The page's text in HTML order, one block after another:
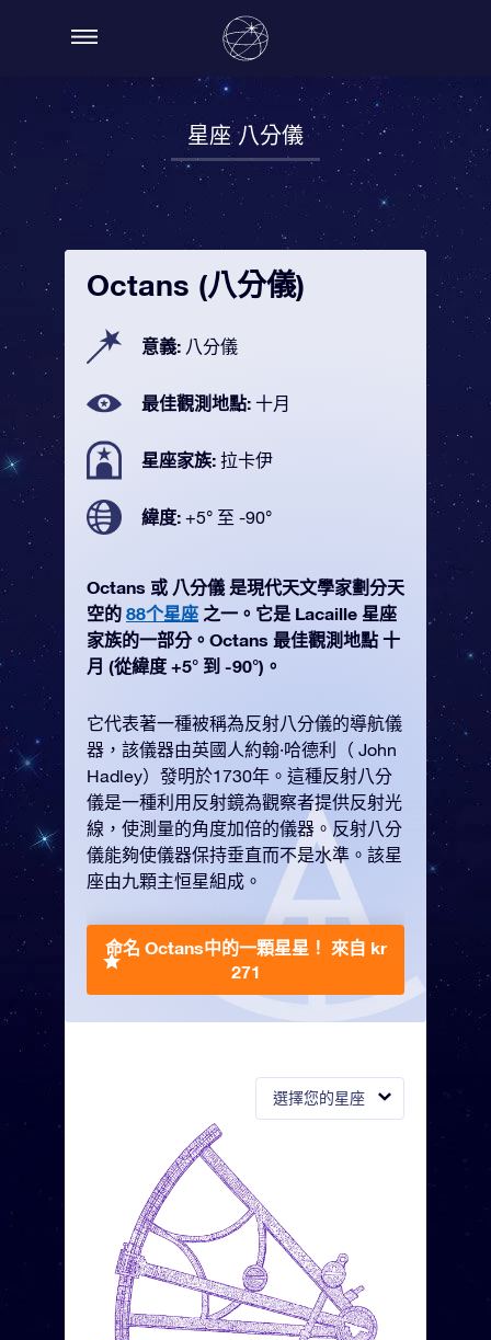
星座 八分儀
選擇您的星座
Octans (八分儀)
意義: 八分儀
最佳觀測地點: 十月
星座家族: 拉卡伊
緯度: +5° 至 -90°
Octans 或 八分儀 是現代天文學家劃分天
空的 88个星座 之一。它是 Lacaille 星座
家族的一部分。Octans 最佳觀測地點 十
月 (從緯度 +5° 到 -90°)。
它代表著一種被稱為反射八分儀的導航儀
器，該儀器由英國人約翰·哈德利（ John
Hadley）發明於1730年。這種反射八分
儀是一種利用反射鏡為觀察者提供反射光
線，使測量的角度加倍的儀器。反射八分
儀能夠使儀器保持垂直而不是水準。該星
座由九顆主恒星組成。
命名 Octans中的一顆星星！ 來自 kr
271